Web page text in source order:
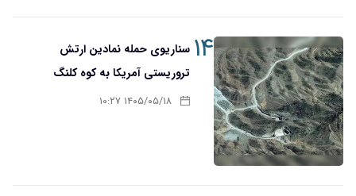
۱۴ سناریوی حمله نمادین ارتش
تروریستی آمریکا به کوه کلنگ
۱۴۰۵/۰۵/۱۸ ۱۰:۲۷